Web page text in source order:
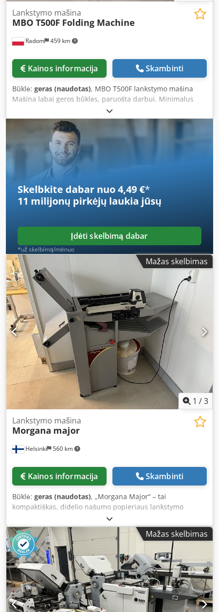
Radom 459 km
Lankstymo mašina
MBO T500F Folding Machine
Kainos informacija Skambinti
Būklė: geras (naudotas), MBO T500F lankstymo mašina
Mašina labai geros būklės, paruošta darbui. Minimalus
popieriaus dydis: 105 x 150 mm Maksimalus popieriaus
dydis: 520 x 720 mm Didelės krūvos padavimas
Csdpfxozrfdco Am Rorf 4 kasetės su mikroreguliavimu ir
pjovimu Kasetės ir kompresoriaus triukšmo mažinimas
Elektroninis skaitiklis su partijavimu Elektrinis išleidimas
Mašina labai geros būklės, paruošta darbui.
Skelbkite dabar nuo 4,49 €*
11 milijonų pirkėjų laukia jūsų
Įdėti skelbimą dabar
*už skelbimą/mėnuo
Mažas skelbimas
1 /3
Helsinki 560 km
Lankstymo mašina
Morgana major
Kainos informacija Skambinti
Būklė: geras (naudotas), „Morgana Major“ – tai
kompaktiškas, didelio našumo popieriaus lankstymo
įrenginys, kuriame popierius tiekiamas naudojant oro
siurblį. Jis skirtas skaitmeninės ir ofsetinės spaudos
įmonėms. Šis įrenginys pasižymi reguliuojamu greičiu –
nuo 4 500 iki 27 500 lapų per valandą, skaitmeniniais
nustatymais, leidžiančiais tiksliai nustatyti lankstymo
parametrą (tikslumas – 0,1 mm), ir tinka dirbant su
popieriumi, kurio svoris nuo 45 g/m² iki 240 g/m².
Techninės specifikacijos: Maksimalus greitis: 27 500 lapų
per valandą (A4 formato) Minimalus greitis: 4 500 lapų per
valandą Popieriaus svorio diapazonas: nuo 45 g/m² iki 240
Mažas skelbimas